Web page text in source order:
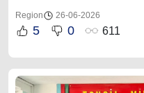
Region 26-06-2026
5 0 611